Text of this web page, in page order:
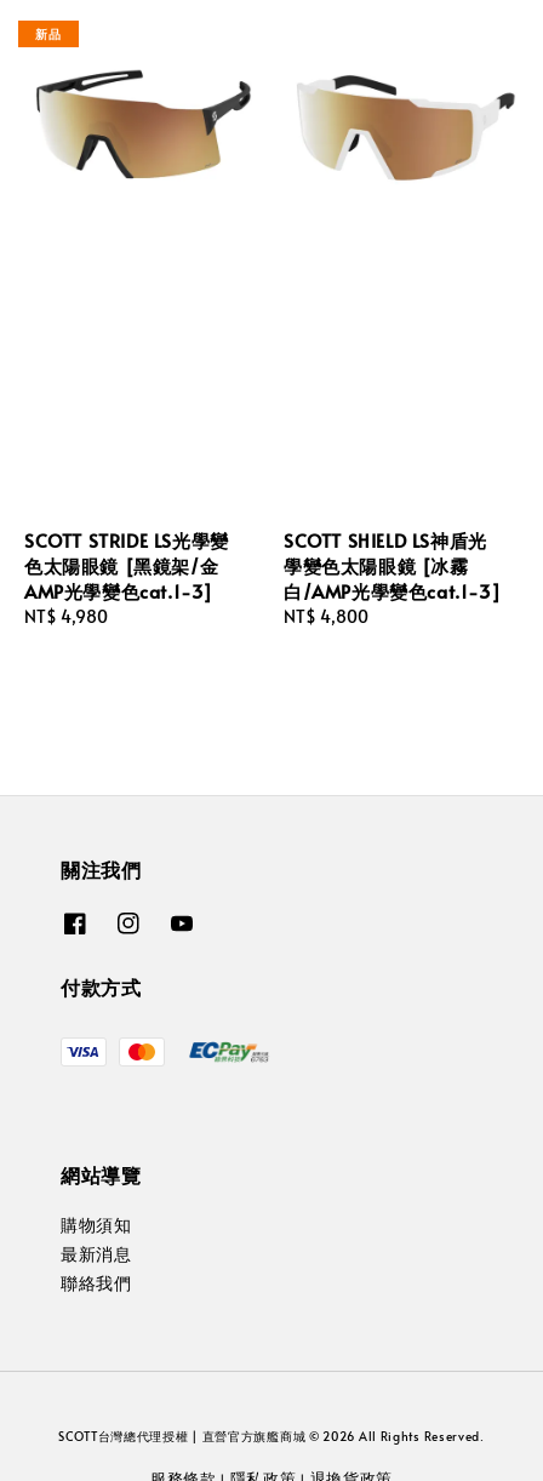
新品
SCOTT STRIDE LS光學變
色太陽眼鏡 [黑鏡架/金
AMP光學變色cat.1-3]
Regular
NT$ 4,980
SCOTT SHIELD LS神盾光
學變色太陽眼鏡 [冰霧
白/AMP光學變色cat.1-3]
Regular
NT$ 4,800
關注我們
付款方式
網站導覽
購物須知
最新消息
聯絡我們
SCOTT台灣總代理授權 | 直營官方旗艦商城 © 2026 All Rights Reserved.